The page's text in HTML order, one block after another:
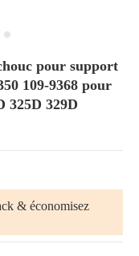
pour support
109-9368 pour
325D 329D
& économisez